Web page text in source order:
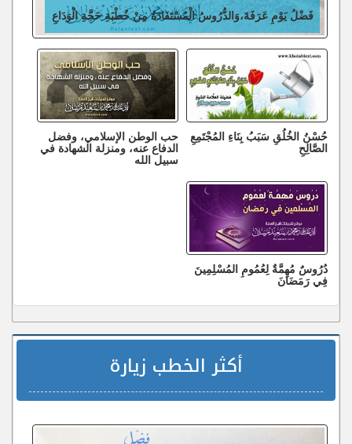
فَضْلُ يَوْمِ عَرَفَةَ،وَالدُّرُوسُ الْمُسْتَفَادَةُ مِنْ خُطْبَةِ حَجَّةِ الْوَدَاعِ
حُسْنُ الخُلُقِ سَبَبُ بِنَاءِ المُجْتَمِعِ
الصَّالِحِ
حب الوطن الإسلامي، وفضل
الدفاع عنه، ومنزلة الشهادة في
سبيل الله
دُرُوسٌ مُهِمَّةٌ لِعُمُومِ المُسْلِمِينَ
فِي رَمَضَانَ
أكثر الخطب زيارة